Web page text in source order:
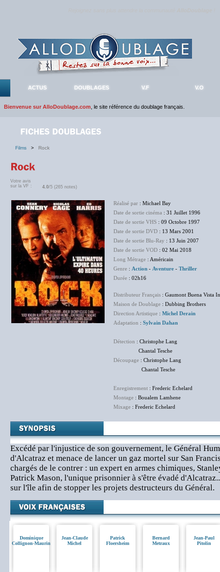
ACTUS DOUBLAGES V.F V.O
Bienvenue sur AlloDoublage.com , le site référence du doublage français.
Films > Rock
Votre avis
sur la VF :
4.0/5 (265 notes)
Réalisé par : Michael Bay
Date de sortie cinéma : 31 Juillet 1996
Date de sortie VHS : 09 Octobre 1997
Date de sortie DVD : 13 Mars 2001
Date de sortie Blu-Ray : 13 Juin 2007
Date de sortie VOD : 02 Mai 2018
Long Métrage : Américain
Genre : Action - Aventure - Thriller
Durée : 02h16
Distributeur Français : Gaumont Buena Vista
Maison de Doublage : Dubbing Brothers
Direction Artistique : Michel Derain
Adaptation : Sylvain Dahan
Détection : Christophe Lang
Chantal Tesche
Découpage : Christophe Lang
Chantal Tesche
Enregistrement : Frederic Echelard
Montage : Boualem Lamhene
Mixage : Frederic Echelard
Excédé par l'injustice de son gouvernement, le Général
d'Alcatraz et menace de lancer un gaz mortel sur San
chargés de le contrer : un expert en armes chimiques,
Patrick Mason, l'unique prisonnier à s'être évadé
sur l'île afin de stopper les projets destructeurs du Général.
Dominique
Collignon-Maurin
Jean-Claude
Michel
Patrick
Floersheim
Bernard
Metraux
Jean-Paul
Pitolin